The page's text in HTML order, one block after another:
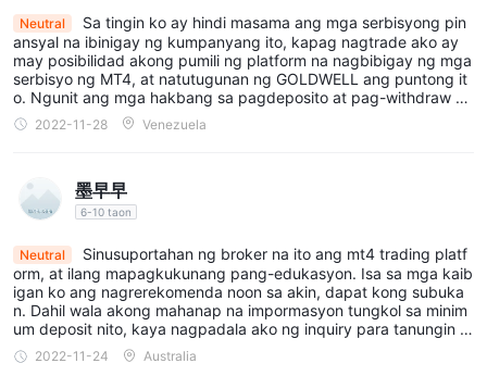
Neutral
Sa tingin ko ay hindi masama ang mga serbisyong pin
ansyal na ibinigay ng kumpanyang ito, kapag nagtrade ako ay
may posibilidad akong pumili ng platform na nagbibigay ng mga
serbisyo ng MT4, at natutugunan ng GOLDWELL ang puntong it
o. Ngunit ang mga hakbang sa pagdeposito at pag-withdraw ay
medyo mahirap. Pakiramdam ko ay nag-aaksaya ako ng oras.
2022-11-28 Venezuela
墨早早
6-10 taon
Neutral
Sinusuportahan ng broker na ito ang mt4 trading platf
orm, at ilang mapagkukunang pang-edukasyon. Isa sa mga kaib
igan ko ang nagrerekomenda noon sa akin, dapat kong subuka
n. Dahil wala akong mahanap na impormasyon tungkol sa minim
um deposit nito, kaya nagpadala ako ng inquiry para tanungin a
ng customer support nito, ang nakakainis sa akin ay patuloy ako
ng pinipilit ng customer support nila na magdeposito, nangako s
2022-11-24 Australia